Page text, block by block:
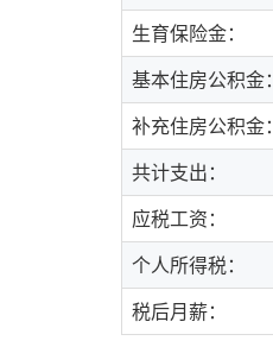
生育保险金：
基本住房公积金：
补充住房公积金：
共计支出：
应税工资：
个人所得税：
税后月薪：